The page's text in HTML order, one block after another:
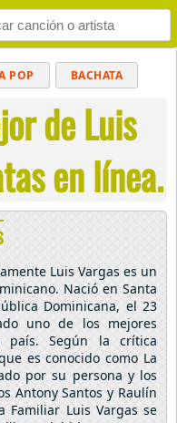
POP BACHATA
REGGAETON
ELECTRÓNICA
de Luis
en línea.
Luis Vargas es un
Nació en Santa
Dominicana, el 23
uno de los mejores
país. Según la crítica
es conocido como La
por su persona y los
Antony Santos y Raulín
Familiar Luis Vargas se